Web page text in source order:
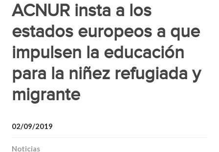
ACNUR insta a los
estados europeos a que
impulsen la educación
para la niñez refugiada y
migrante
02/09/2019
Noticias